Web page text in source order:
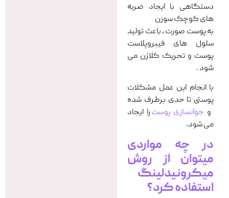
دستگاهی با ایجاد ضربه
های کوچک سوزن
به پوست صورت ، باعث تولید
سلول های فیبروپلاست
پوست و تحریک کلاژن می
شود .
با انجام این عمل مشکلات
پوستی تا حدی برطرف شده
و جوانسازی پوسترا ایجاد
می شود.
در چه مواردی
میتوان از روش
میکرونیدلینگ
استفاده کرد؟